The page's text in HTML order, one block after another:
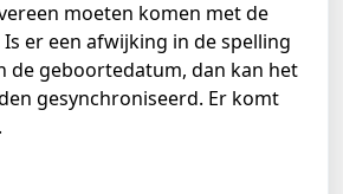
moeten komen met de
Is er een afwijking in de spelling
de geboortedatum, dan kan het
gesynchroniseerd. Er komt